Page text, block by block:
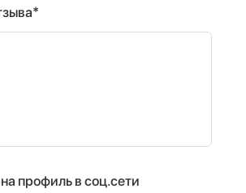
профиль в соц.сети